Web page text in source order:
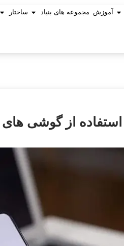
آموزش مجموعه های بنیاد ساختار
از گوشی